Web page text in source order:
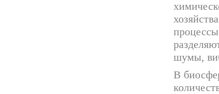
шумы,
В